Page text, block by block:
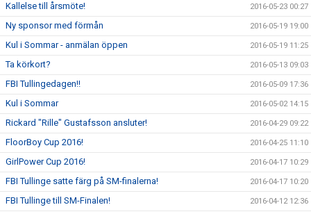
Kallelse till årsmöte! 2016-05-23 00:27
Ny sponsor med förmån 2016-05-19 19:00
Kul i Sommar - anmälan öppen 2016-05-19 11:25
Ta körkort? 2016-05-13 09:03
FBI Tullingedagen!! 2016-05-09 17:36
Kul i Sommar 2016-05-02 14:15
Rickard "Rille" Gustafsson ansluter! 2016-04-29 09:22
FloorBoy Cup 2016! 2016-04-25 11:10
GirlPower Cup 2016! 2016-04-17 10:29
FBI Tullinge satte färg på SM-finalerna! 2016-04-17 10:20
FBI Tullinge till SM-Finalen! 2016-04-12 12:36